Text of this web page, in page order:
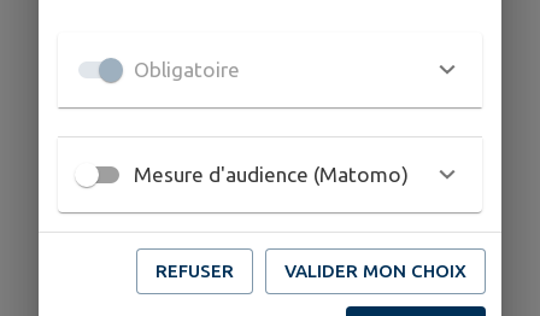
Obligatoire
Mesure d'audience (Matomo)
REFUSER VALIDER MON CHOIX